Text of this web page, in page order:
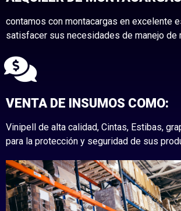
contamos con montacargas en excelente
satisfacer sus necesidades de manejo de
VENTA DE INSUMOS COMO:
Vinipell de alta calidad, Cintas, Estibas,
para la protección y seguridad de sus